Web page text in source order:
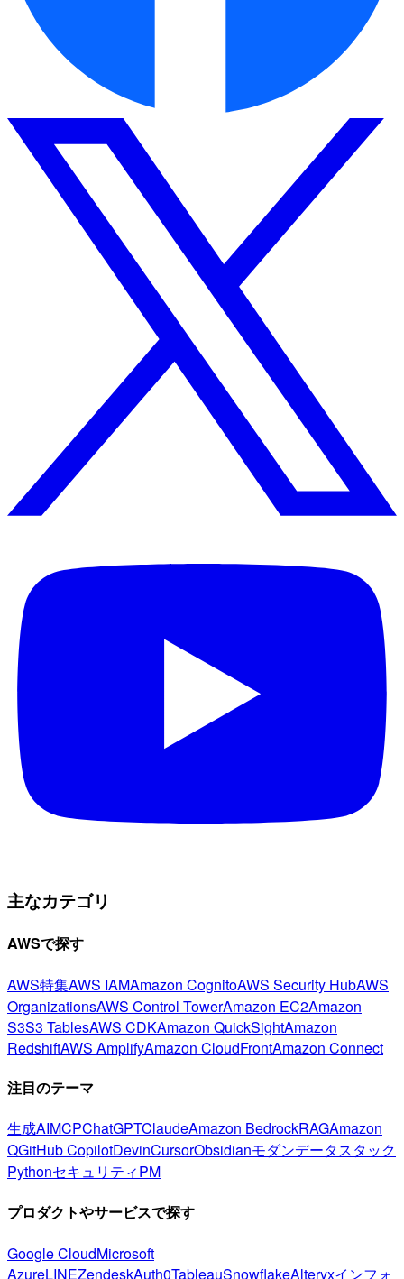
主なカテゴリ
AWSで探す
AWS特集AWS IAMAmazon CognitoAWS Security HubAWS
OrganizationsAWS Control TowerAmazon EC2Amazon
S3S3 TablesAWS CDKAmazon QuickSightAmazon
RedshiftAWS AmplifyAmazon CloudFrontAmazon Connect
注目のテーマ
生成AIMCPChatGPTClaudeAmazon BedrockRAGAmazon
QGitHub CopilotDevinCursorObsidianモダンデータスタック
PythonセキュリティPM
プロダクトやサービスで探す
Google CloudMicrosoft
AzureLINEZendeskAuth0TableauSnowflakeAlteryxインフォ